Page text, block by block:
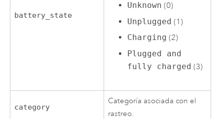
battery_state
Unknown (0)
Unplugged (1)
Charging (2)
Plugged and
fully charged (3)
category
Categoría asociada con el
rastreo.